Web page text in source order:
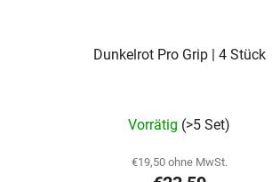
Dunkelrot Pro Grip | 4 Stück
Vorrätig (>5 Set)
€19,50 ohne MwSt.